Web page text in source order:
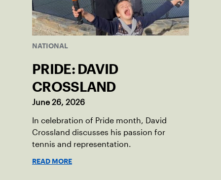
NATIONAL
PRIDE: DAVID
CROSSLAND
June 26, 2026
In celebration of Pride month, David
Crossland discusses his passion for
tennis and representation.
READ MORE